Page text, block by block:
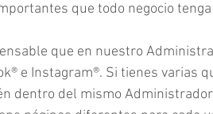
que todo negocio
que en nuestro
e Instagram®. Si tienes varias
dentro del mismo